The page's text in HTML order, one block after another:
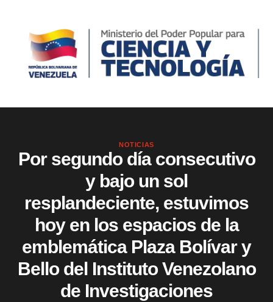
NOTICIAS
Por segundo día consecutivo
y bajo un sol
resplandeciente, estuvimos
hoy en los espacios de la
emblemática Plaza Bolívar y
Bello del Instituto Venezolano
de Investigaciones